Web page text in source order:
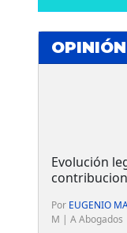
OPINIÓN
Evolución
Por EUGENIO
M | A Abogados